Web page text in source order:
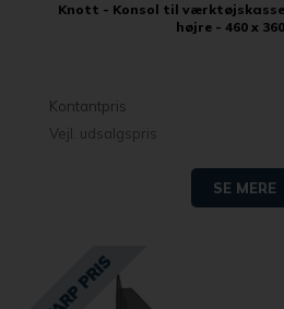
Knott - Konsol til
højre - 460 x
Kontantpris
Vejl. udsalgspris
SE MERE